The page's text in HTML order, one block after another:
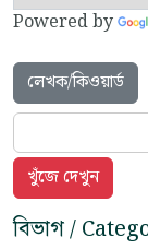
Powered by
লেখক/কিওয়ার্ড
বিভাগ /